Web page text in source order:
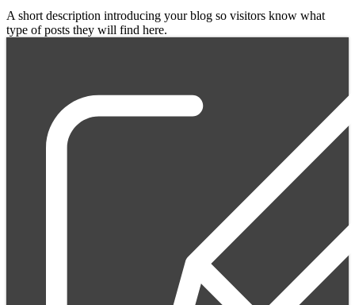
A short description introducing your blog so visitors know what
type of posts they will find here.